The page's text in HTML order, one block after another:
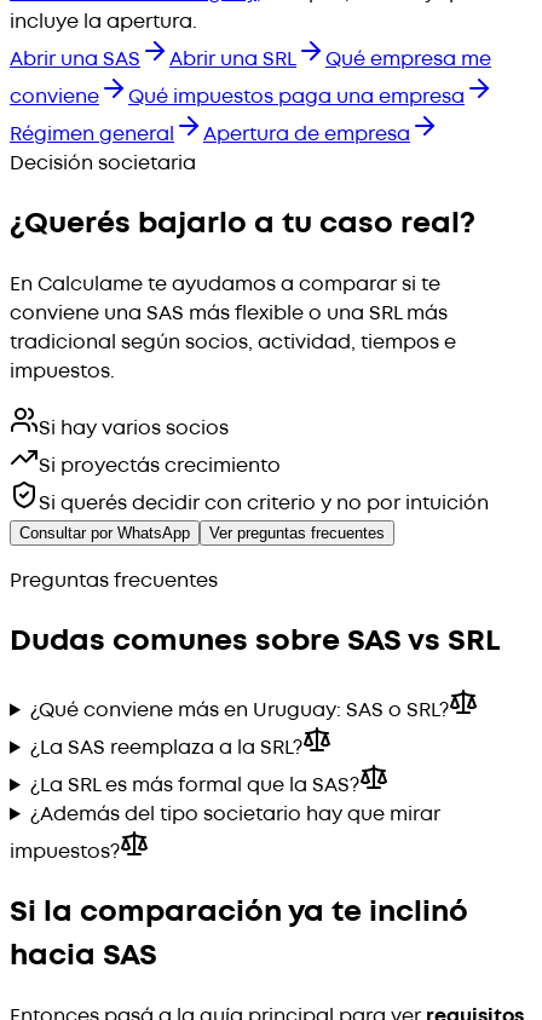
incluye la apertura.
Abrir una SAS
Abrir una SRL
Qué empresa me
conviene
Qué impuestos paga una empresa
Régimen general
Apertura de empresa
Decisión societaria
¿Querés bajarlo a tu caso real?
En Calculame te ayudamos a comparar si te
conviene una SAS más flexible o una SRL más
tradicional según socios, actividad, tiempos e
impuestos.
Si hay varios socios
Si proyectás crecimiento
Si querés decidir con criterio y no por intuición
Consultar por WhatsApp Ver preguntas frecuentes
Preguntas frecuentes
Dudas comunes sobre SAS vs SRL
¿Qué conviene más en Uruguay: SAS o SRL?
¿La SAS reemplaza a la SRL?
¿La SRL es más formal que la SAS?
¿Además del tipo societario hay que mirar
impuestos?
Si la comparación ya te inclinó
hacia SAS